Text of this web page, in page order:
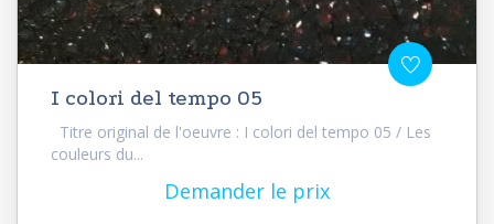
I colori del tempo 05
Titre original de l'oeuvre : I colori del tempo 05 / Les
couleurs du...
Demander le prix